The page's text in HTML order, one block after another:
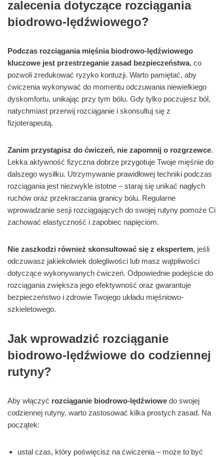
zalecenia dotyczące rozciągania
biodrowo-lędźwiowego?
Podczas rozciągania mięśnia biodrowo-lędźwiowego
kluczowe jest przestrzeganie zasad bezpieczeństwa, co
pozwoli zredukować ryzyko kontuzji. Warto pamiętać, aby
ćwiczenia wykonywać do momentu odczuwania niewielkiego
dyskomfortu, unikając przy tym bólu. Gdy tylko poczujesz ból,
natychmiast przerwij rozciąganie i skonsultuj się z
fizjoterapeutą.
Zanim przystąpisz do ćwiczeń, nie zapomnij o rozgrzewce.
Lekka aktywność fizyczna dobrze przygotuje Twoje mięśnie do
dalszego wysiłku. Utrzymywanie prawidłowej techniki podczas
rozciągania jest niezwykle istotne – staraj się unikać nagłych
ruchów oraz przekraczania granicy bólu. Regularne
wprowadzanie sesji rozciągających do swojej rutyny pomoże Ci
zachować elastyczność i zapobiec napięciom.
Nie zaszkodzi również skonsultować się z ekspertem, jeśli
odczuwasz jakiekolwiek dolegliwości lub masz wątpliwości
dotyczące wykonywanych ćwiczeń. Odpowiednie podejście do
rozciągania zwiększa jego efektywność oraz gwarantuje
bezpieczeństwo i zdrowie Twojego układu mięśniowo-
szkieletowego.
Jak wprowadzić rozciąganie
biodrowo-lędźwiowe do codziennej
rutyny?
Aby włączyć rozciąganie biodrowo-lędźwiowe do swojej
codziennej rutyny, warto zastosować kilka prostych zasad. Na
początek:
ustal czas, który poświęcisz na ćwiczenia – może to być